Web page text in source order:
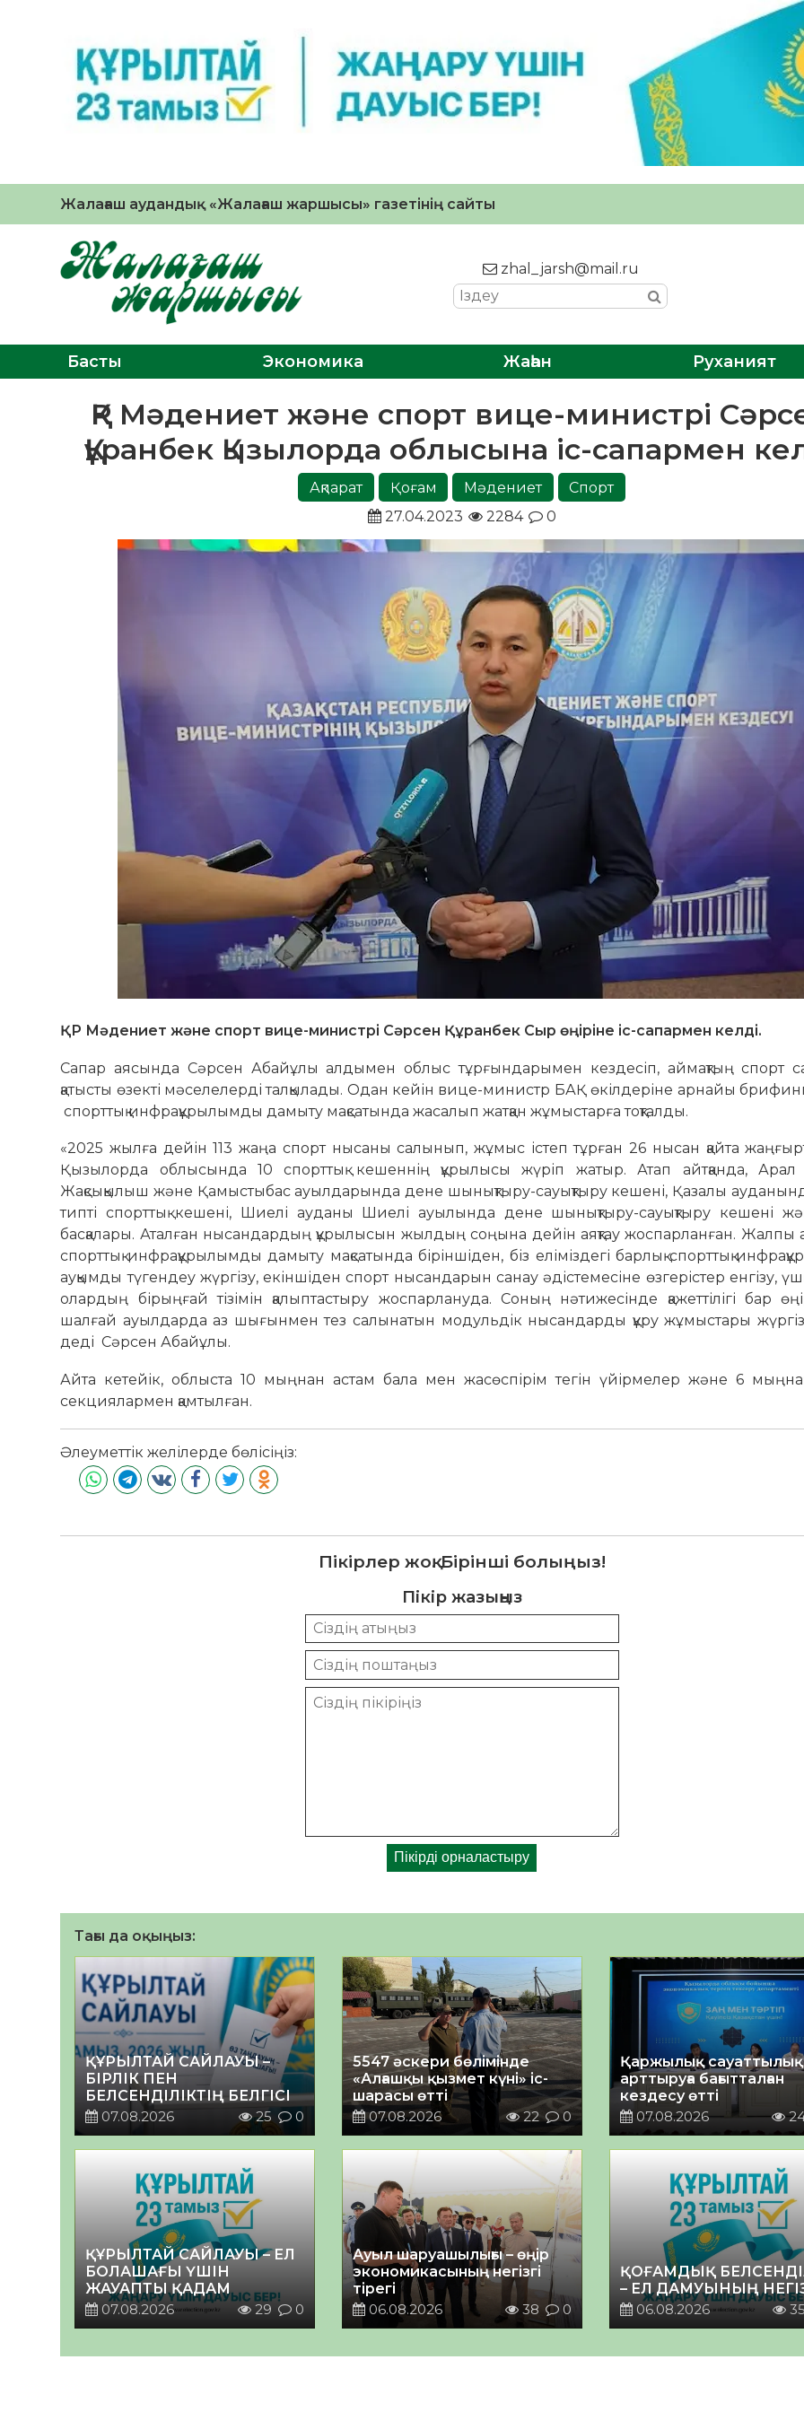
Жалағаш аудандық «Жалағаш жаршысы» газетінің сайты
zhal_jarsh@mail.ru
Басты Экономика Жаһан Руханият
ҚР Мәдениет және спорт вице-министрі
Құранбек Қызылорда облысына іс-сапармен
Ақпарат Қоғам Мәдениет
Спорт
27.04.2023
2284 0
ҚР Мәдениет және спорт вице-министрі Сәрсен Құранбек Сыр өңіріне іс-сапармен келді.
Сапар аясында Сәрсен Абайұлы алдымен облыс тұрғындарымен кездесіп, аймақтың спорт
қатысты өзекті мәселелерді талқылады. Одан кейін вице-министр БАҚ өкілдеріне арнайы брифинг
спорттық инфрақұрылымды дамыту мақсатында жасалып жатқан жұмыстарға тоқталды.
«2025 жылға дейін 113 жаңа спорт нысаны салынып, жұмыс істеп тұрған 26 нысан қайта
Қызылорда облысында 10 спорттық кешеннің құрылысы жүріп жатыр. Атап айтқанда, Арал
Жақсықылыш және Қамыстыбас ауылдарында дене шынықтыру-сауықтыру кешені, Қазалы
типті спорттық кешені, Шиелі ауданы Шиелі ауылында дене шынықтыру-сауықтыру кешені
басқалары. Аталған нысандардың құрылысын жылдың соңына дейін аяқтау жоспарланған. Жалпы
спорттық инфрақұрылымды дамыту мақсатында біріншіден, біз еліміздегі барлық спорттық
ауқымды түгендеу жүргізу, екіншіден спорт нысандарын санау әдістемесіне өзгерістер енгізу,
олардың бірыңғай тізімін қалыптастыру жоспарлануда. Соның нәтижесінде қажеттілігі бар
шалғай ауылдарда аз шығынмен тез салынатын модульдік нысандарды құру жұмыстары
деді Сәрсен Абайұлы.
Айта кетейік, облыста 10 мыңнан астам бала мен жасөспірім тегін үйірмелер және 6
секциялармен қамтылған.
Әлеуметтік желілерде бөлісіңіз:
Пікірлер жоқ. Бірінші болыңыз!
Пікір жазыңыз
Тағы да оқыңыз:
ҚҰРЫЛТАЙ САЙЛАУЫ –
БІРЛІК ПЕН
БЕЛСЕНДІЛІКТІҢ БЕЛГІСІ
07.08.2026
25 0
5547 әскери бөлімінде
«Алғашқы қызмет күні» іс-
шарасы өтті
07.08.2026
22 0
Қаржылық
арттыруға бағытталған
кездесу өтті
07.08.2026
ҚҰРЫЛТАЙ САЙЛАУЫ – ЕЛ
БОЛАШАҒЫ ҮШІН
ЖАУАПТЫ ҚАДАМ
07.08.2026
29 0
Ауыл шаруашылығы – өңір
экономикасының негізгі
тірегі
06.08.2026
38 0
ҚОҒАМДЫҚ
– ЕЛ ДАМУЫНЫҢ
06.08.2026
35